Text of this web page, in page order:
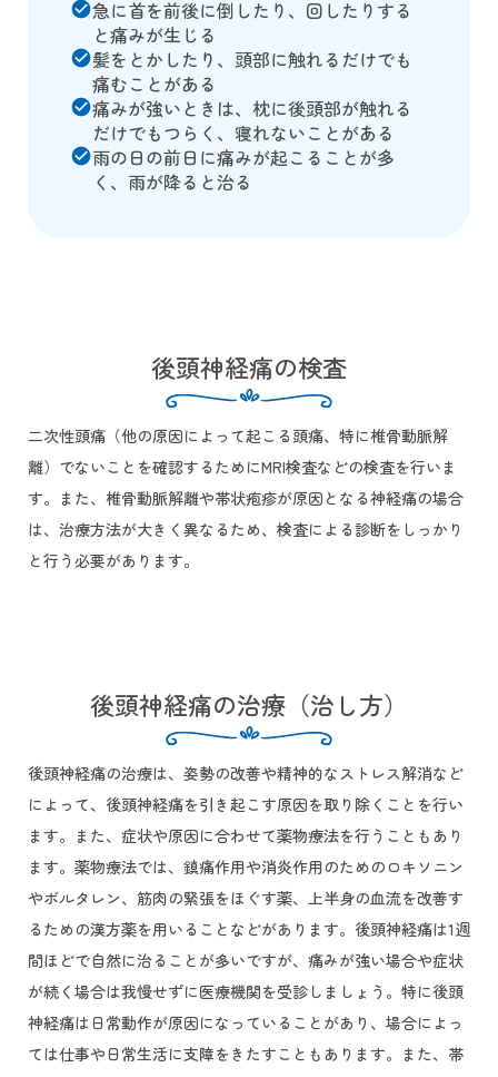
check_circle急に首を前後に倒したり、回したりする
と痛みが生じる
check_circle髪をとかしたり、頭部に触れるだけでも
痛むことがある
check_circle痛みが強いときは、枕に後頭部が触れる
だけでもつらく、寝れないことがある
check_circle雨の日の前日に痛みが起こることが多
く、雨が降ると治る
後頭神経痛の検査
二次性頭痛（他の原因によって起こる頭痛、特に椎骨動脈解
離）でないことを確認するためにMRI検査などの検査を行いま
す。また、椎骨動脈解離や帯状疱疹が原因となる神経痛の場合
は、治療方法が大きく異なるため、検査による診断をしっかり
と行う必要があります。
後頭神経痛の治療（治し方）
後頭神経痛の治療は、姿勢の改善や精神的なストレス解消など
によって、後頭神経痛を引き起こす原因を取り除くことを行い
ます。また、症状や原因に合わせて薬物療法を行うこともあり
ます。薬物療法では、鎮痛作用や消炎作用のためのロキソニン
やボルタレン、筋肉の緊張をほぐす薬、上半身の血流を改善す
るための漢方薬を用いることなどがあります。後頭神経痛は1週
間ほどで自然に治ることが多いですが、痛みが強い場合や症状
が続く場合は我慢せずに医療機関を受診しましょう。特に後頭
神経痛は日常動作が原因になっていることがあり、場合によっ
ては仕事や日常生活に支障をきたすこともあります。また、帯